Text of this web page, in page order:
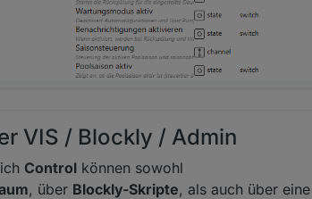
VIS / Blockly / Admin
Control können sowohl
, über Blockly-Skripte, als auch über eine